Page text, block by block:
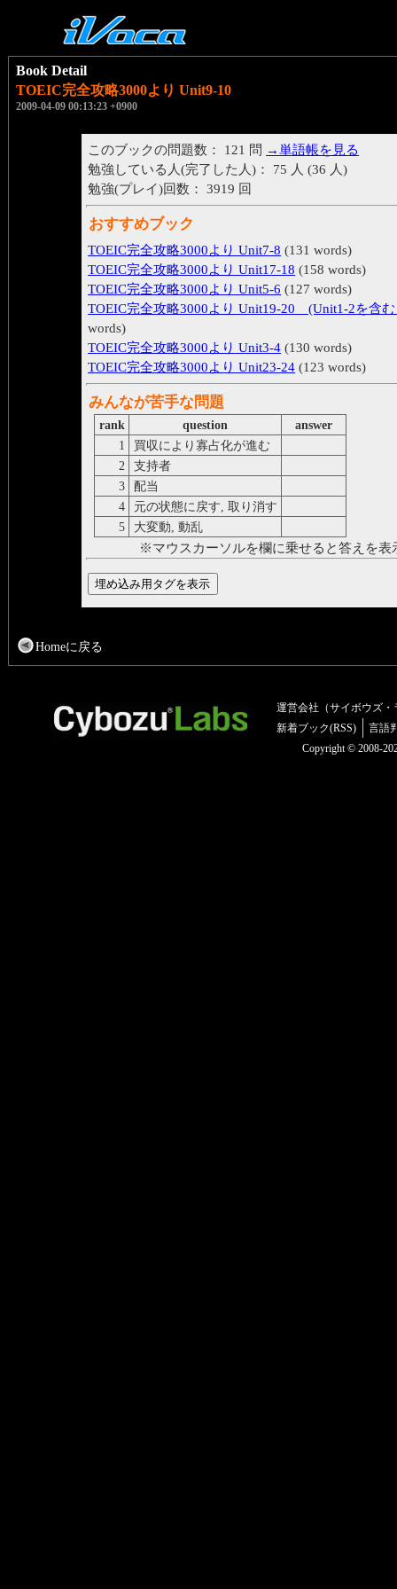
Book Detail
TOEIC完全攻略3000より Unit9-10
2009-04-09 00:13:23 +0900
このブックの問題数： 121 問 →単語帳を見る
勉強している人(完了した人)： 75 人 (36 人)
勉強(プレイ)回数： 3919 回
おすすめブック
TOEIC完全攻略3000より Unit7-8 (131 words)
TOEIC完全攻略3000より Unit17-18 (158 words)
TOEIC完全攻略3000より Unit5-6 (127 words)
TOEIC完全攻略3000より Unit19-20 (Unit1-2を含
words)
TOEIC完全攻略3000より Unit3-4 (130 words)
TOEIC完全攻略3000より Unit23-24 (123 words)
みんなが苦手な問題
rank question
answer
1
買収により寡占化が進む
2
支持者
3
配当
4
元の状態に戻す, 取り消す
5
大変動, 動乱
※マウスカーソルを欄に乗せると答えを表
Homeに戻る
運営会社（サイボウズ・
新着ブック(RSS)
言語
Copyright © 2008-